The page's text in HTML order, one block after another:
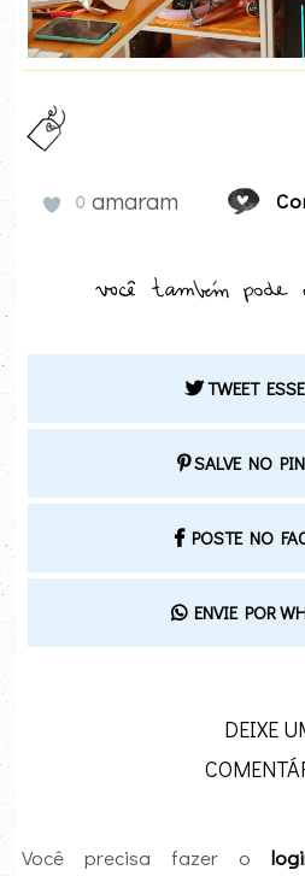
0 amaram
TWEET
SALVE NO
POSTE NO
ENVIE POR
DEIXE
Você precisa fazer o